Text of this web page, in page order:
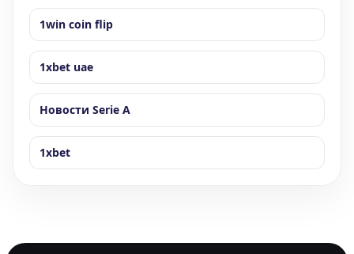
1win coin flip
1xbet uae
Новости Serie A
1xbet